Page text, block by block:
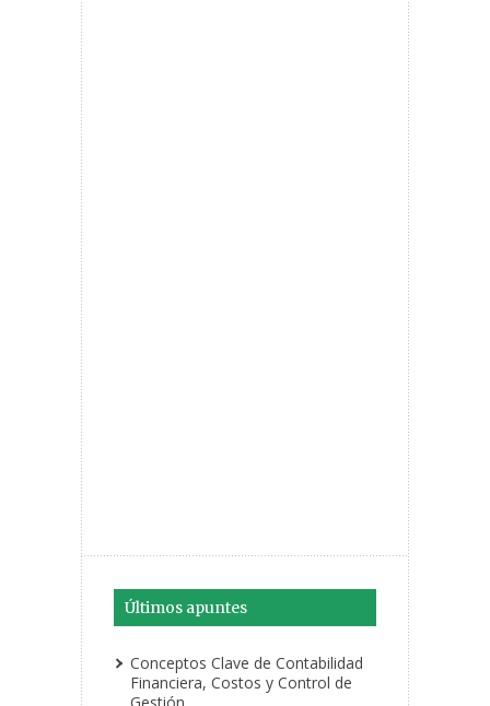
Últimos apuntes
Conceptos Clave de Contabilidad
Financiera, Costos y Control de